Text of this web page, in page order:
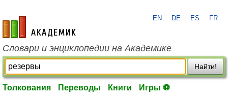
academic.ru
EN DE ES FR
Словари и энциклопедии на Академике
Найти!
Толкования Переводы Книги Игры ⚽